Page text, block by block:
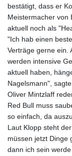
bestätigt, dass er
Meistermacher von
aktuell noch als
"Ich hab einen
Verträge gerne ein.
werden intensive
aktuell haben,
Nagelsmann",
Oliver Mintzlaff
Red Bull muss
so einfach, da
Laut Klopp steht
müssen jetzt Dinge
dann ich sein